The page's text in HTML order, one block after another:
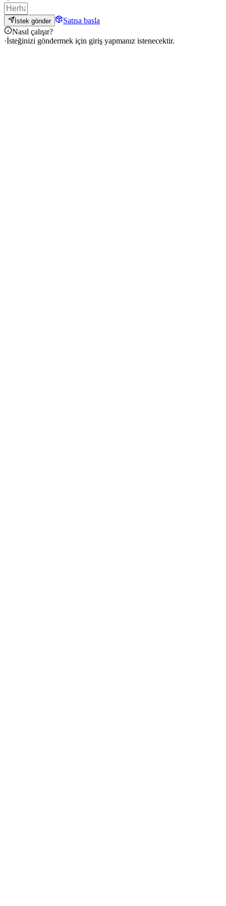
İstek gönder
Satışa başla
Nasıl çalışır?
·İsteğinizi göndermek için giriş yapmanız istenecektir.